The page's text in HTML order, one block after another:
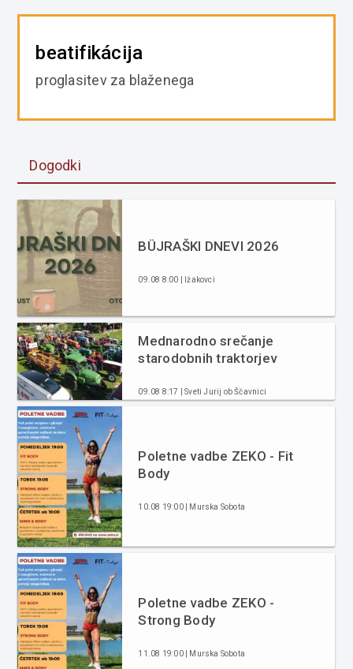
beatifikácija
proglasitev za blaženega
Dogodki
BÜJRAŠKI DNEVI 2026
09.08 8:00 | Ižakovci
Mednarodno srečanje
starodobnih traktorjev
09.08 8:17 | Sveti Jurij ob Ščavnici
Poletne vadbe ZEKO - Fit
Body
10.08 19:00 | Murska Sobota
Poletne vadbe ZEKO -
Strong Body
11.08 19:00 | Murska Sobota